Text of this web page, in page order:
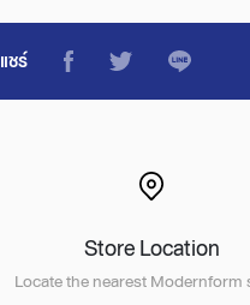
แชร์
Store Location
Locate the nearest Modernform